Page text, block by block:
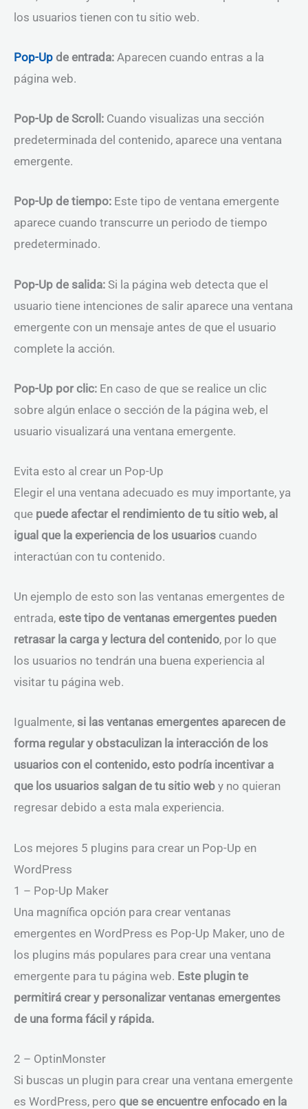
los usuarios tienen con tu sitio web.
Pop-Up de entrada: Aparecen cuando entras a la
página web.
Pop-Up de Scroll: Cuando visualizas una sección
predeterminada del contenido, aparece una ventana
emergente.
Pop-Up de tiempo: Este tipo de ventana emergente
aparece cuando transcurre un periodo de tiempo
predeterminado.
Pop-Up de salida: Si la página web detecta que el
usuario tiene intenciones de salir aparece una ventana
emergente con un mensaje antes de que el usuario
complete la acción.
Pop-Up por clic: En caso de que se realice un clic
sobre algún enlace o sección de la página web, el
usuario visualizará una ventana emergente.
Evita esto al crear un Pop-Up
Elegir el una ventana adecuado es muy importante, ya
que puede afectar el rendimiento de tu sitio web, al
igual que la experiencia de los usuarios cuando
interactúan con tu contenido.
Un ejemplo de esto son las ventanas emergentes de
entrada, este tipo de ventanas emergentes pueden
retrasar la carga y lectura del contenido, por lo que
los usuarios no tendrán una buena experiencia al
visitar tu página web.
Igualmente, si las ventanas emergentes aparecen de
forma regular y obstaculizan la interacción de los
usuarios con el contenido, esto podría incentivar a
que los usuarios salgan de tu sitio web y no quieran
regresar debido a esta mala experiencia.
Los mejores 5 plugins para crear un Pop-Up en
WordPress
1 – Pop-Up Maker
Una magnífica opción para crear ventanas
emergentes en WordPress es Pop-Up Maker, uno de
los plugins más populares para crear una ventana
emergente para tu página web. Este plugin te
permitirá crear y personalizar ventanas emergentes
de una forma fácil y rápida.
2 – OptinMonster
Si buscas un plugin para crear una ventana emergente
es WordPress, pero que se encuentre enfocado en la